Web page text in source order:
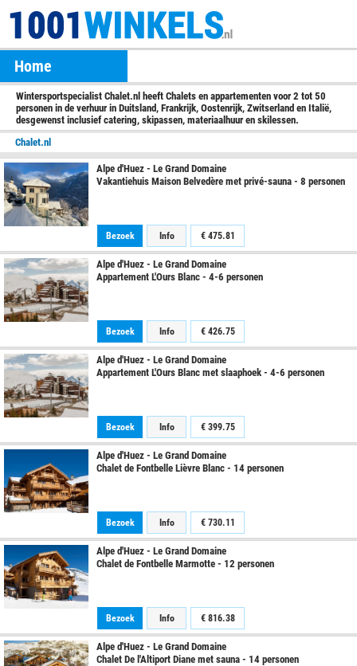
Home
Wintersportspecialist Chalet.nl heeft Chalets en appartementen voor 2 tot 50
personen in de verhuur in Duitsland, Frankrijk, Oostenrijk, Zwitserland en Italië,
desgewenst inclusief catering, skipassen, materiaalhuur en skilessen.
Chalet.nl
Alpe d'Huez - Le Grand Domaine
Vakantiehuis Maison Belvedère met privé-sauna - 8 personen
Bezoek Info € 475.81
Alpe d'Huez - Le Grand Domaine
Appartement L'Ours Blanc - 4-6 personen
Bezoek Info € 426.75
Alpe d'Huez - Le Grand Domaine
Appartement L'Ours Blanc met slaaphoek - 4-6 personen
Bezoek Info € 399.75
Alpe d'Huez - Le Grand Domaine
Chalet de Fontbelle Lièvre Blanc - 14 personen
Bezoek Info € 730.11
Alpe d'Huez - Le Grand Domaine
Chalet de Fontbelle Marmotte - 12 personen
Bezoek Info € 816.38
Alpe d'Huez - Le Grand Domaine
Chalet De l'Altiport Diane met sauna - 14 personen